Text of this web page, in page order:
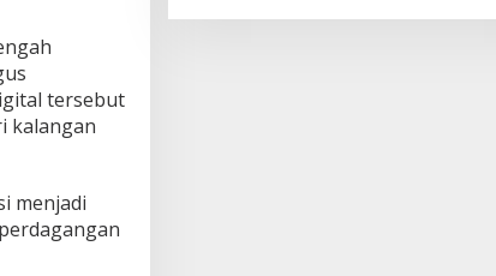
tersebut
kalangan
menjadi